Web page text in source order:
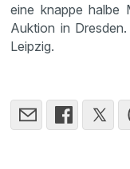
eine knappe halbe
Auktion in
Leipzig.